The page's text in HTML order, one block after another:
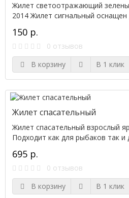
Жилет светоотражающий
2014 Жилет сигнальный
150 р.
0 отзывов
В корзину
В 1 клик
Жилет спасательный
Жилет спасательный взрослый
Подходит как для рыбаков так и
695 р.
0 отзывов
В корзину
В 1 клик